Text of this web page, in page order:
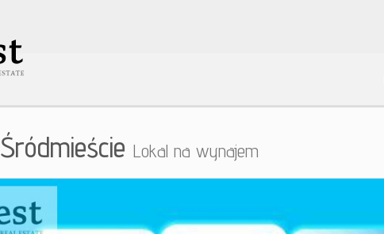
Śródmieście Lokal na wynajem